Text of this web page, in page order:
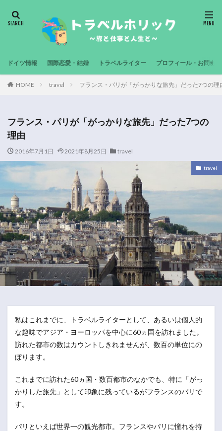
ドイツ情報 国際恋愛・結婚 トラベルライター プロフィール・お問合せ
HOME travel フランス・パリが「がっかりな旅先」だった7つの理
フランス・パリが「がっかりな旅先」だった7つの
理由
2016年7月1日 2021年8月25日 travel
travel
私はこれまでに、トラベルライターとして、あるいは個人的
な趣味でアジア・ヨーロッパを中心に60ヵ国を訪れました。
訪れた都市の数はカウントしきれませんが、数百の単位にの
ぼります。
これまでに訪れた60ヵ国・数百都市のなかでも、特に「がっ
かりした旅先」として印象に残っているがフランスのパリで
す。
パリといえば世界一の観光都市。フランスやパリに憧れを持